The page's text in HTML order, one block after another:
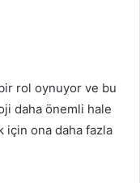
rol oynuyor ve bu
daha önemli hale
ona daha fazla